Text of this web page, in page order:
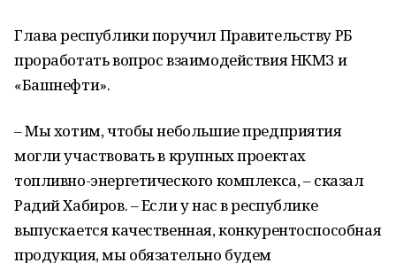
Глава республики поручил Правительству РБ
проработать вопрос взаимодействия НКМЗ и
«Башнефти».
– Мы хотим, чтобы небольшие предприятия
могли участвовать в крупных проектах
топливно-энергетического комплекса, – сказал
Радий Хабиров. – Если у нас в республике
выпускается качественная, конкурентоспособная
продукция, мы обязательно будем